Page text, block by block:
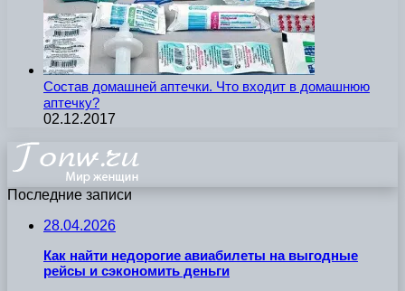
Состав домашней аптечки. Что входит в домашнюю
аптечку?
02.12.2017
Последние записи
28.04.2026
Как найти недорогие авиабилеты на выгодные
рейсы и сэкономить деньги